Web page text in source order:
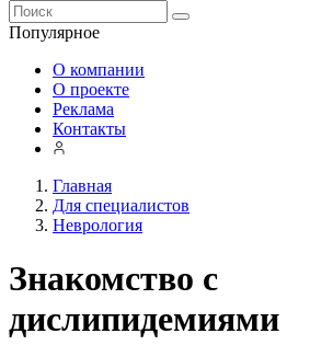
Популярное
О компании
О проекте
Реклама
Контакты
Главная
Для специалистов
Неврология
Знакомство с
дислипидемиями